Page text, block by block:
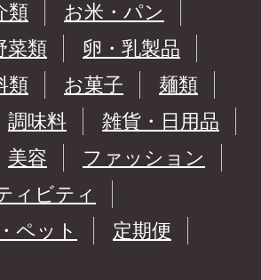
類
お米・パン
菜類
卵・乳製品
類 お菓子
麺類
調味料
雑貨・日用品
美容
ファッション
ィビティ
ペット
定期便